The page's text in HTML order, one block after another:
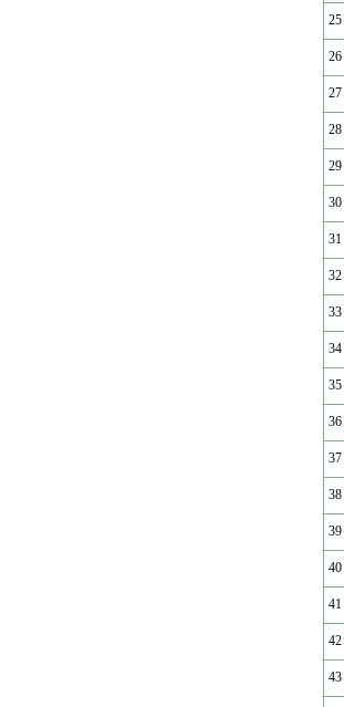
25
26
27
28
29
30
31
32
33
34
35
36
37
38
39
40
41
42
43